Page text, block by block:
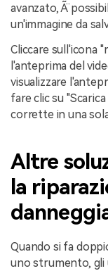
avanzato, Ã¨
un'immagine da
Cliccare sull'icona
l'anteprima del
visualizzare
fare clic su
corrette in una
Altre
la
Quando si fa
uno strumento, gli